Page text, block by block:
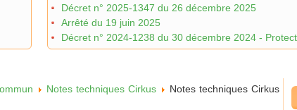
Décret n° 2025-1347 du 26 décembre 2025
Arrêté du 19 juin 2025
Décret n° 2024-1238 du 30 décembre 2024 -
Notes techniques Cirkus
Notes techniques Cirkus